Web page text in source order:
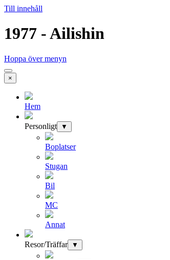
Till innehåll
1977 - Ailishin
Hoppa över menyn
×
Hem
Personligt ▼
Boplatser
Stugan
Bil
MC
Annat
Resor/Träffar ▼